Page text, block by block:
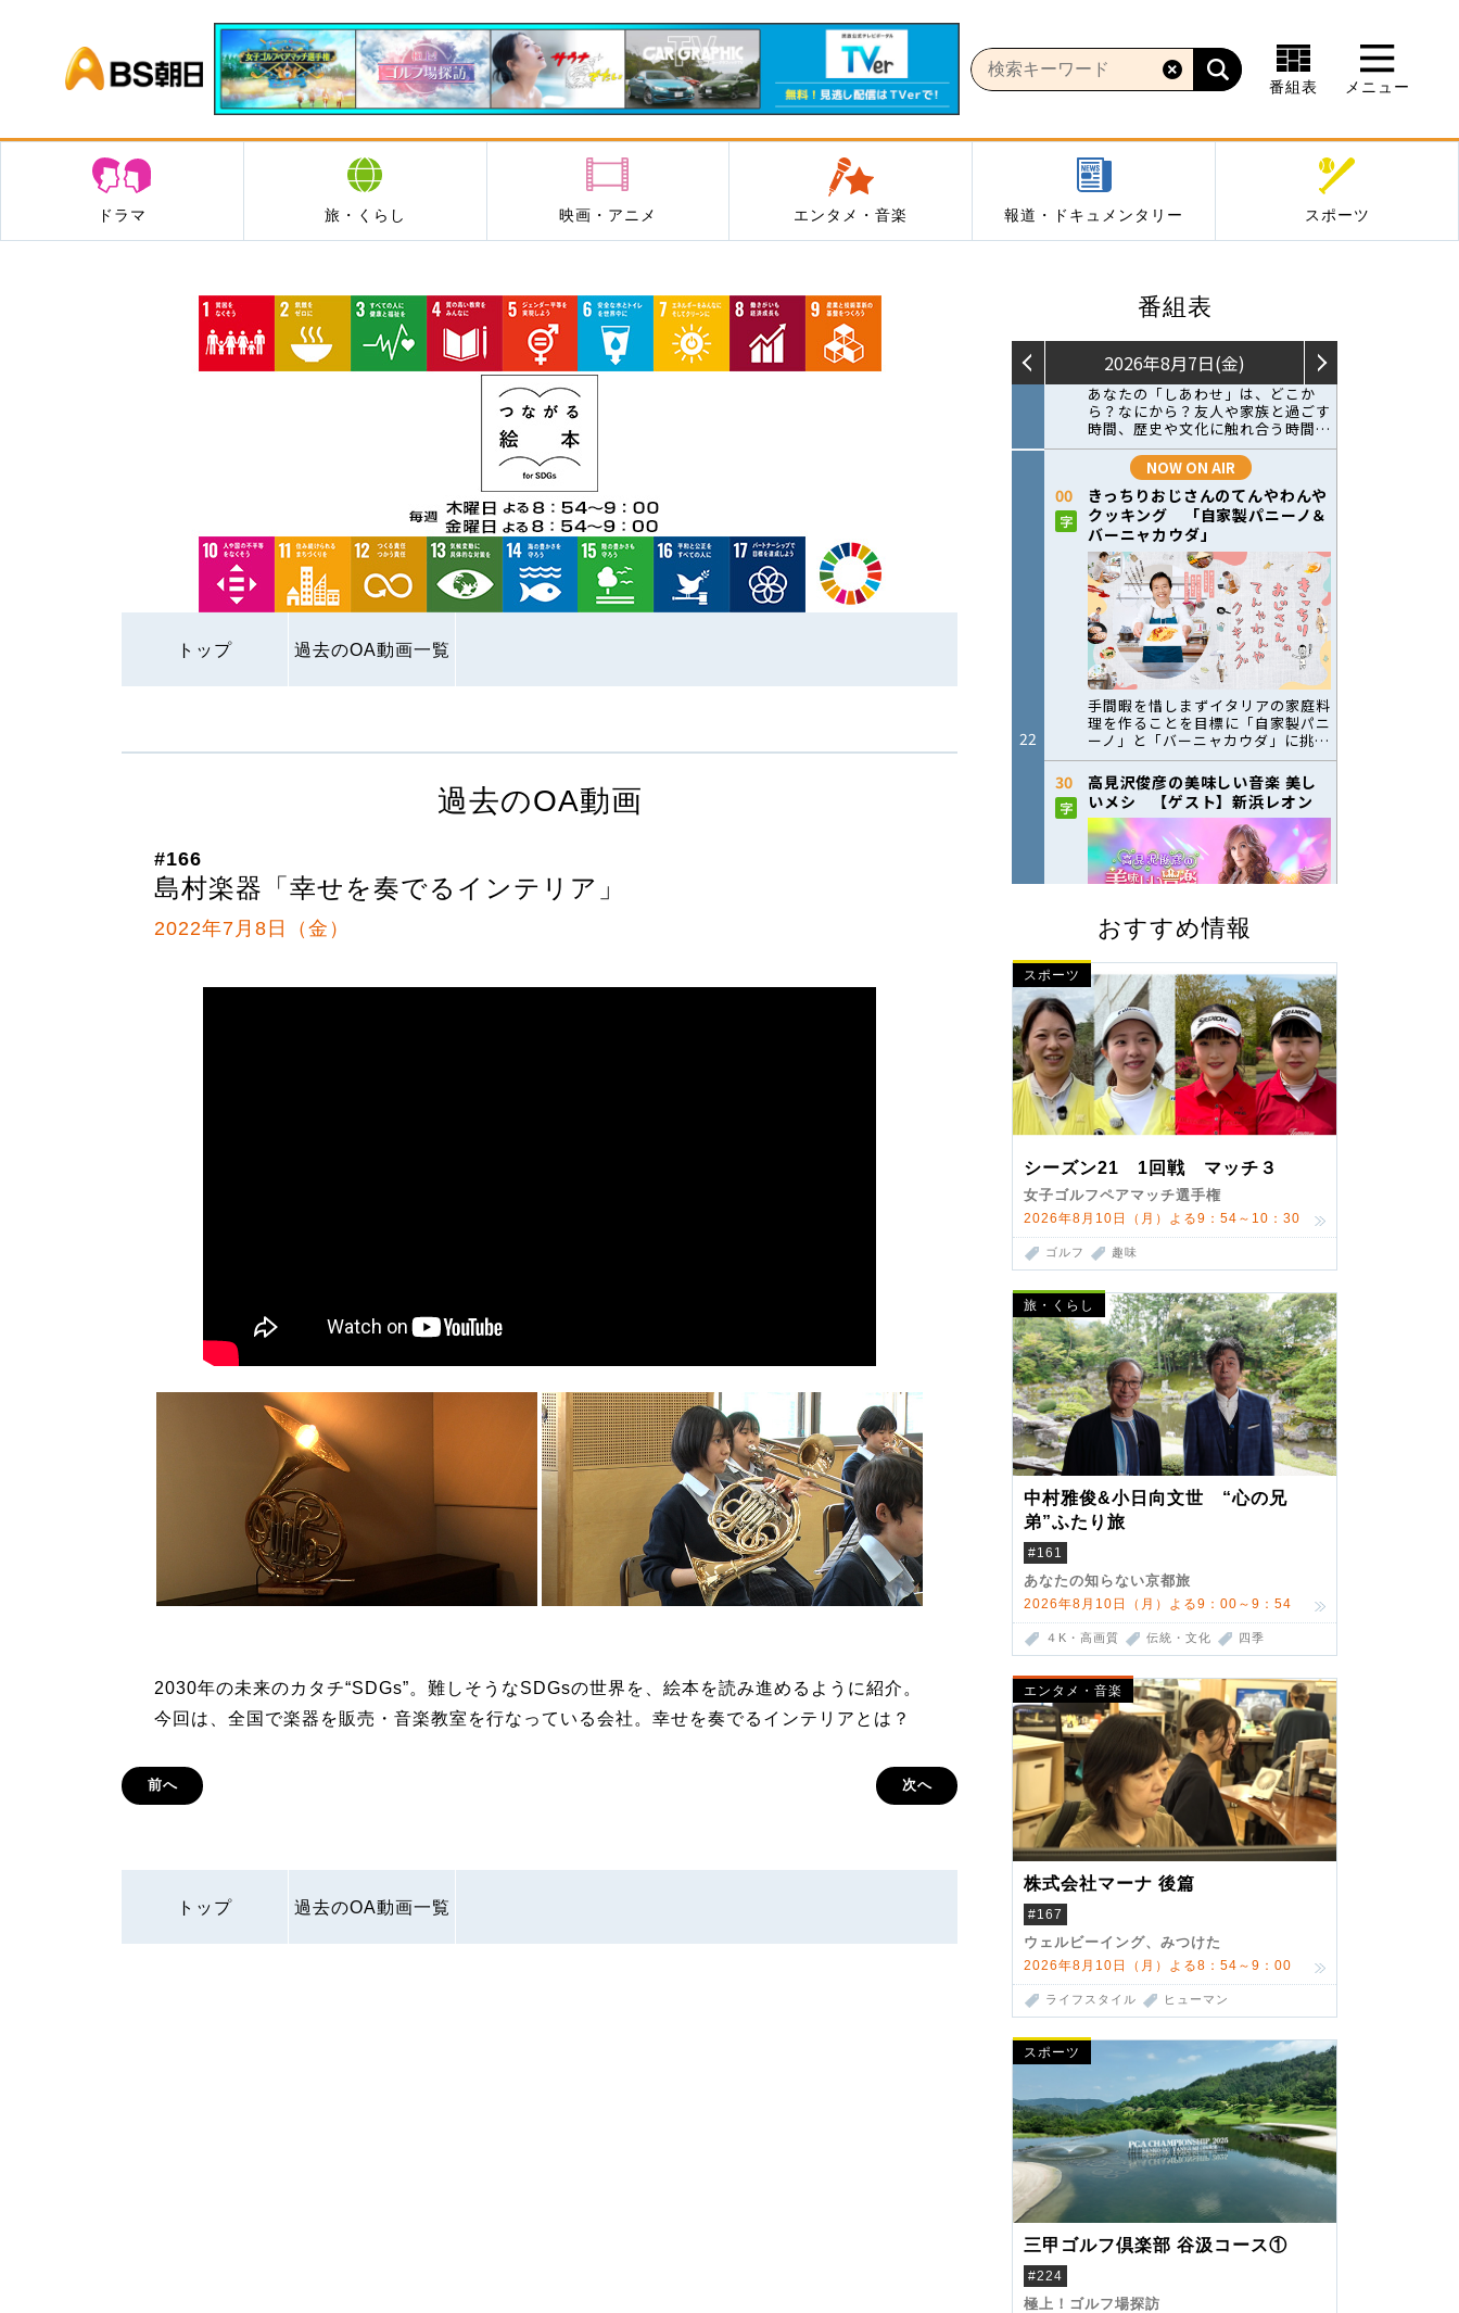
BS朝日
番組表 メニュー
ドラマ 旅・くらし 映画・アニメ エンタメ・音楽 報道・ドキュメンタリー スポーツ
トップ 過去のOA動画一覧
番組表
おすすめ情報
スポーツ
シーズン21 1回戦 マッチ３
女子ゴルフペアマッチ選手権
2026年8月10日（月）よる9：54～10：30
ゴルフ 趣味
旅・くらし
中村雅俊&小日向文世 “心の兄
弟”ふたり旅
#161
あなたの知らない京都旅
2026年8月10日（月）よる9：00～9：54
４K・高画質 伝統・文化 四季
エンタメ・音楽
株式会社マーナ 後篇
#167
ウェルビーイング、みつけた
2026年8月10日（月）よる8：54～9：00
ライフスタイル ヒューマン
スポーツ
三甲ゴルフ倶楽部 谷汲コース①
#224
極上！ゴルフ場探訪
過去のOA動画
#166
島村楽器「幸せを奏でるインテリア」
2022年7月8日（金）
2030年の未来のカタチ“SDGs”。難しそうなSDGsの世界を、絵本を読み進めるように紹介。
今回は、全国で楽器を販売・音楽教室を行なっている会社。幸せを奏でるインテリアとは？
前へ 次へ
トップ 過去のOA動画一覧